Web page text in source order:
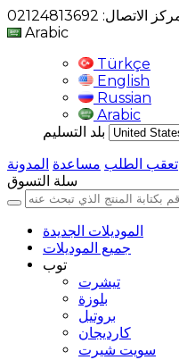
Arabic
Türkçe
English
Russian
Arabic
بلد التسليم
تعقب الطلب مساعدة المدونة
سلة التسوق
الموديلات الجديدة
جميع الموديلات
توب
تيشرت
بلوزة
بروتيل
كارديجان
سويت شيرت